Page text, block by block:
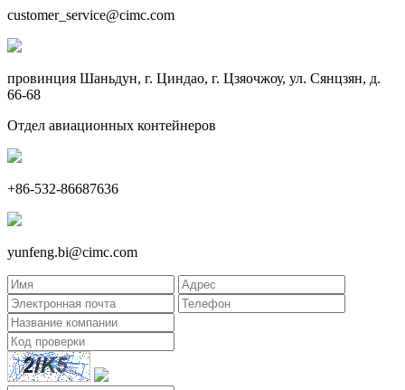
customer_service@cimc.com
провинция Шаньдун, г. Циндао, г. Цзяочжоу, ул. Сянцзян, д.
66-68
Отдел авиационных контейнеров
+86-532-86687636
yunfeng.bi@cimc.com